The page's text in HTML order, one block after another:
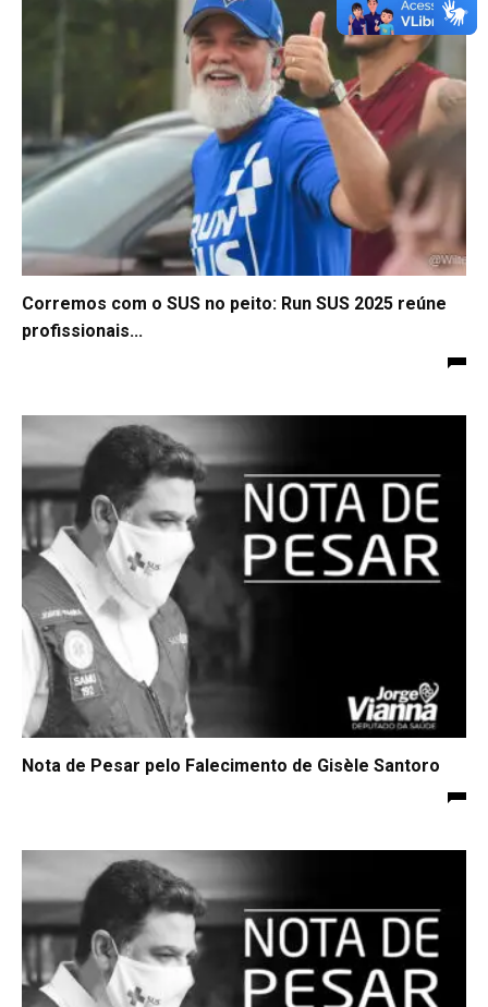
Corremos com o SUS no peito: Run SUS 2025 reúne
profissionais...
Nota de Pesar pelo Falecimento de Gisèle Santoro